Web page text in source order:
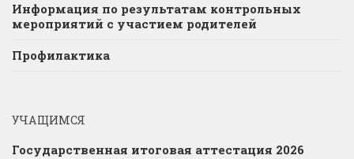
Информация по результатам контрольных
мероприятий с участием родителей
Профилактика
УЧАЩИМСЯ
Государственная итоговая аттестация 2026